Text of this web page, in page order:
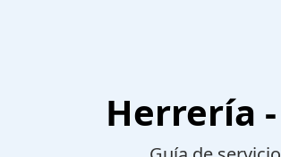
Herrería